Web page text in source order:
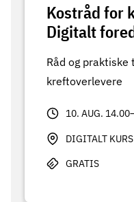
Kostråd for
Digitalt
Råd og
kreftoverlevere
10. AUG.
DIGITALT KURS
GRATIS